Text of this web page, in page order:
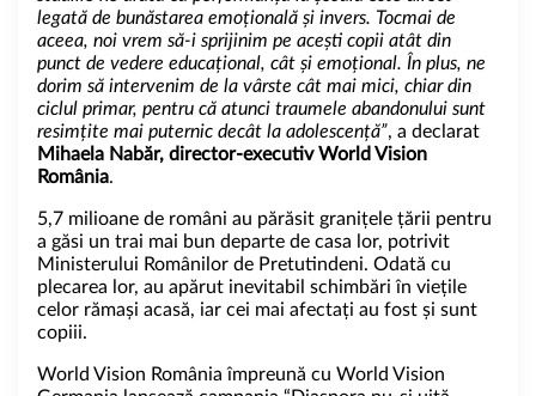
legată de bunăstarea emoțională și invers. Tocmai de
aceea, noi vrem să-i sprijinim pe acești copii atât din
punct de vedere educațional, cât și emoțional. În plus, ne
dorim să intervenim de la vârste cât mai mici, chiar din
ciclul primar, pentru că atunci traumele abandonului sunt
resimțite mai puternic decât la adolescență”, a declarat
Mihaela Nabăr, director-executiv World Vision
România.
5,7 milioane de români au părăsit granițele țării pentru
a găsi un trai mai bun departe de casa lor, potrivit
Ministerului Românilor de Pretutindeni. Odată cu
plecarea lor, au apărut inevitabil schimbări în viețile
celor rămași acasă, iar cei mai afectați au fost și sunt
copiii.
World Vision România împreună cu World Vision